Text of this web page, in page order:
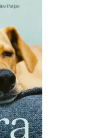
(146)
(20)
Juhtimine (23)